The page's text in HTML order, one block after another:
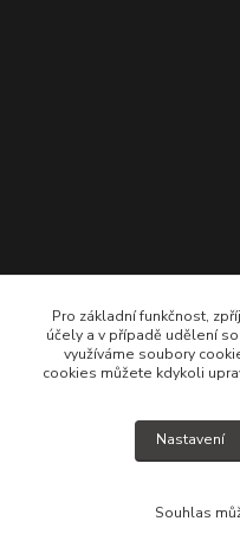
vyroba@kamikazecarp.cz
Pro základní funkčnost,
účely a v případě udělení
využíváme soubory
cookies můžete kdykoli
Nastavení
Souhlas